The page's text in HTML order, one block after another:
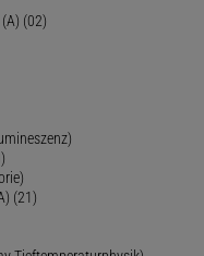
(02)
(21)